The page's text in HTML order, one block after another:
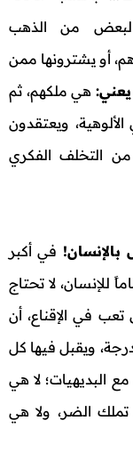
البعض من الذهب
أو يشترونها ممن
يعني:هي ملكهم، ثم
ويعتقدون
التخلف الفكري
في أكبر
لا تحتاج
في الإقناع، أن
ويقبل فيها كل
البديهيات؛ لا هي
تملك الضر، ولا هي